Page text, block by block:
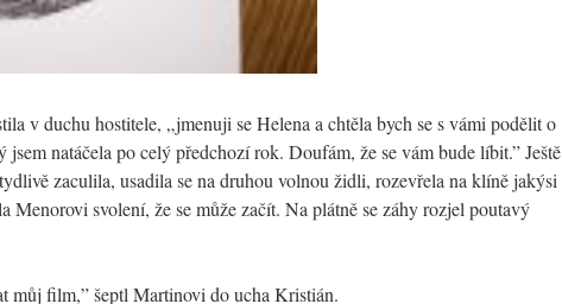
v duchu hostitele, „jmenuji se Helena a chtěla bych se s vámi podělit o
natáčela po celý předchozí rok. Doufám, že se vám bude líbit.” Ještě
zaculila, usadila se na druhou volnou židli, rozevřela na klíně jakýsi
Menorovi svolení, že se může začít. Na plátně se záhy rozjel poutavý
můj film,” šeptl Martinovi do ucha Kristián.